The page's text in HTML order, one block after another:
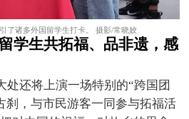
了诸多外国留学生打卡。 摄影/常晓姣
学生共拓福、品非遗，感
处还将上演一场特别的“跨国团
刹，与市民游客一同参与拓福活